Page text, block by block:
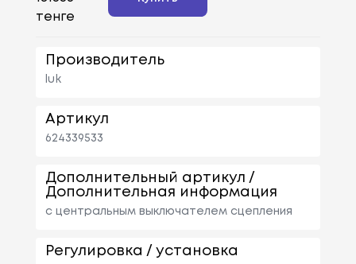
тенге
Производитель
luk
Артикул
624339533
Дополнительный артикул /
Дополнительная информация
с центральным выключателем сцепления
Регулировка / установка